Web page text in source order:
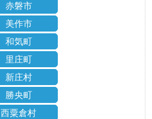
赤磐市
美作市
和気町
里庄町
新庄村
勝央町
西粟倉村